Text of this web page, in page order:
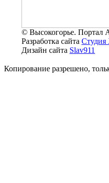
© Высокогорье. Портал
Разработка сайта Студия
Дизайн сайта Slav911
Копирование разрешено,